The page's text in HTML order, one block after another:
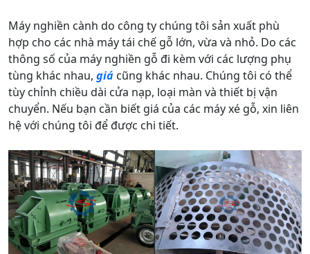
Máy nghiền cành do công ty chúng tôi sản xuất phù
hợp cho các nhà máy tái chế gỗ lớn, vừa và nhỏ. Do các
thông số của máy nghiền gỗ đi kèm với các lượng phụ
tùng khác nhau, giá cũng khác nhau. Chúng tôi có thể
tùy chỉnh chiều dài cửa nạp, loại màn và thiết bị vận
chuyển. Nếu bạn cần biết giá của các máy xé gỗ, xin liên
hệ với chúng tôi để được chi tiết.